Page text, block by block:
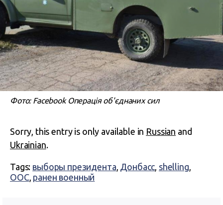
Фото: Facebook Операція об'єднаних сил
Sorry, this entry is only available in Russian and
Ukrainian.
Tags: выборы президента, Донбасс, shelling,
ООС, ранен военный